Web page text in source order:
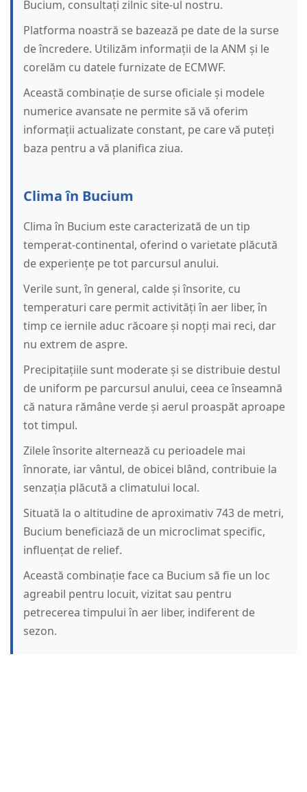
Bucium, consultați zilnic site-ul nostru.
Platforma noastră se bazează pe date de la surse
de încredere. Utilizăm informații de la ANM și le
corelăm cu datele furnizate de ECMWF.
Această combinație de surse oficiale și modele
numerice avansate ne permite să vă oferim
informații actualizate constant, pe care vă puteți
baza pentru a vă planifica ziua.
Clima în Bucium
Clima în Bucium este caracterizată de un tip
temperat-continental, oferind o varietate plăcută
de experiențe pe tot parcursul anului.
Verile sunt, în general, calde și însorite, cu
temperaturi care permit activități în aer liber, în
timp ce iernile aduc răcoare și nopți mai reci, dar
nu extrem de aspre.
Precipitațiile sunt moderate și se distribuie destul
de uniform pe parcursul anului, ceea ce înseamnă
că natura rămâne verde și aerul proaspăt aproape
tot timpul.
Zilele însorite alternează cu perioadele mai
înnorate, iar vântul, de obicei blând, contribuie la
senzația plăcută a climatului local.
Situată la o altitudine de aproximativ 743 de metri,
Bucium beneficiază de un microclimat specific,
influențat de relief.
Această combinație face ca Bucium să fie un loc
agreabil pentru locuit, vizitat sau pentru
petrecerea timpului în aer liber, indiferent de
sezon.